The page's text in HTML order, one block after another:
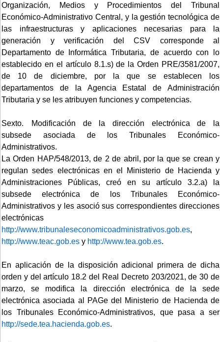
Organización, Medios y Procedimientos del Tribunal
Económico-Administrativo Central, y la gestión tecnológica de
las infraestructuras y aplicaciones necesarias para la
generación y verificación del CSV corresponde al
Departamento de Informática Tributaria, de acuerdo con lo
establecido en el artículo 8.1.s) de la Orden PRE/3581/2007,
de 10 de diciembre, por la que se establecen los
departamentos de la Agencia Estatal de Administración
Tributaria y se les atribuyen funciones y competencias.
Sexto. Modificación de la dirección electrónica de la
subsede asociada de los Tribunales Económico-
Administrativos.
La Orden HAP/548/2013, de 2 de abril, por la que se crean y
regulan sedes electrónicas en el Ministerio de Hacienda y
Administraciones Públicas, creó en su artículo 3.2.a) la
subsede electrónica de los Tribunales Económico-
Administrativos y les asoció sus correspondientes direcciones
electrónicas
http://www.tribunaleseconomicoadministrativos.gob.es,
http://www.teac.gob.es y http://www.tea.gob.es.
En aplicación de la disposición adicional primera de dicha
orden y del artículo 18.2 del Real Decreto 203/2021, de 30 de
marzo, se modifica la dirección electrónica de la sede
electrónica asociada al PAGe del Ministerio de Hacienda de
los Tribunales Económico-Administrativos, que pasa a ser
http://sede.tea.hacienda.gob.es.